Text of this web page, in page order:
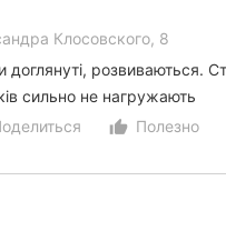
Клосовского, 8
доглянуті, розвиваються.
сильно не нагружають
thumb_up_alt
Полезно